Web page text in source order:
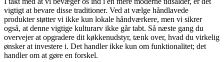
vigtigt at bevare disse traditioner. Ved at vælge håndlavede
produkter støtter vi ikke kun lokale håndværkere, men vi sikrer
også, at denne vigtige kulturarv ikke går tabt. Så næste gang du
overvejer at opgradere dit køkkenudstyr, tænk over, hvad du virkelig
ønsker at investere i. Det handler ikke kun om funktionalitet; det
handler om at gøre en forskel.